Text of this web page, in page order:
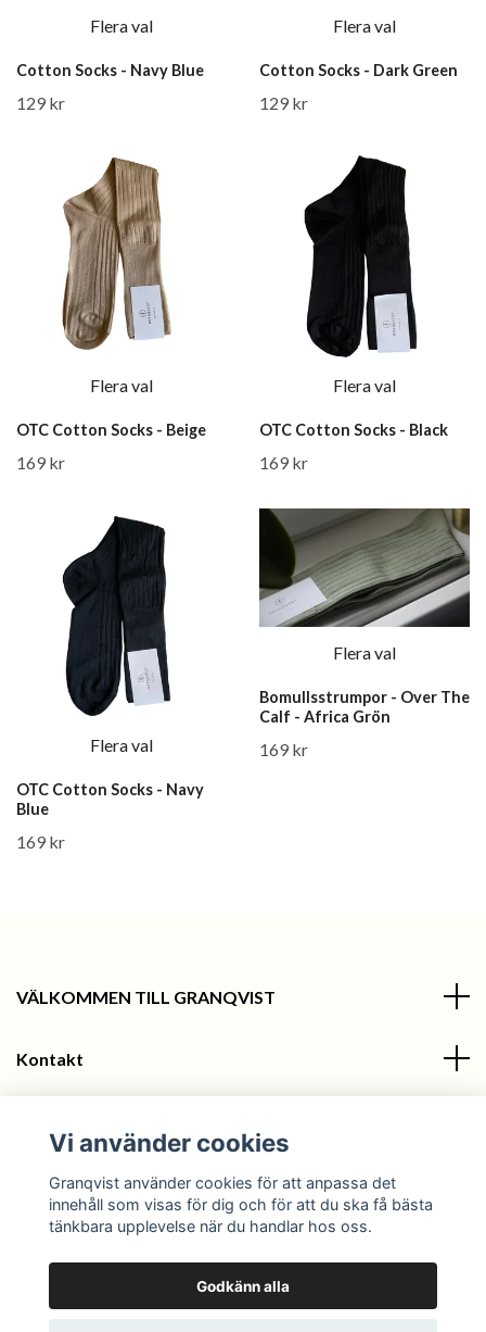
Flera val
Cotton Socks - Navy Blue
129 kr
Flera val
Cotton Socks - Dark Green
129 kr
Flera val
OTC Cotton Socks - Beige
169 kr
Flera val
OTC Cotton Socks - Black
169 kr
Flera val
OTC Cotton Socks - Navy
Blue
169 kr
Flera val
Bomullsstrumpor - Over The
Calf - Africa Grön
169 kr
VÄLKOMMEN TILL GRANQVIST
Kontakt
Sociala medier
Vi använder cookies
Granqvist använder cookies för att anpassa det
innehåll som visas för dig och för att du ska få bästa
tänkbara upplevelse när du handlar hos oss.
Godkänn alla